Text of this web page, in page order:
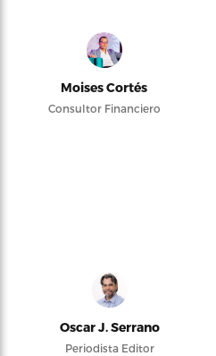
Moises Cortés
Consultor Financiero
Oscar J. Serrano
Periodista Editor